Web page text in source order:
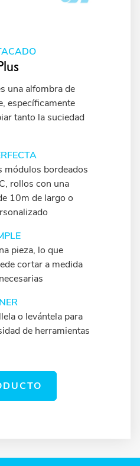
una alfombra de
específicamente
tanto la suciedad
módulos bordeados
rollos con una
10m de largo o
pieza, lo que
cortar a medida
o levántela para
de herramientas